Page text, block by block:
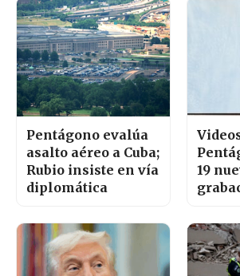
Pentágono evalúa
asalto aéreo a Cuba;
Rubio insiste en vía
diplomática
19